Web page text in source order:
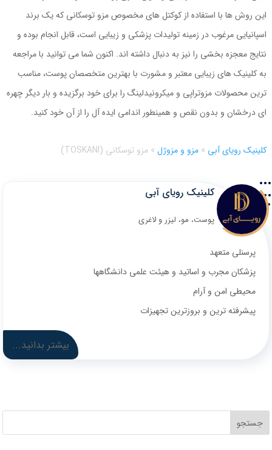
این روش ها با استفاده از کوکتل های مخصوص مزو توسکانی که یک برند
اسپانیایی مرغوب در زمینه تولیدات پزشکی و زیبایی است، قابل انجام بوده و
نتایج معجزه بخشی را نیز به دنبال داشته اند. اکنون شما می توانید با مراجعه
به کلینیک های زیبایی معتبر و مشورت با بهترین متخصصان پوست، مناسب
ترین محصولات مزوتراپی و میکرونیدلینگ را برای خود برگزیده و بار دیگر چهره
ای درخشان و بدون نقص و همینطور اندامی ایده آل را از آن خود کنید.
کلینیک رویای آبی »مزو و مزوژل » مزو توسکانی (TOSKANI)
کلینیک رویای آبی
پوست، مو، لیزر و لاغری
پرسنلی متعهد
پزشکان مجرب و اساتید و هیئت علمی دانشگاهها
محیطی امن و آرام
پیشرفته ترین و بروزترین تجهیزات
بیشتر بدانید...
جستجو